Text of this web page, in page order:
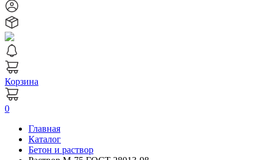
Корзина
0
Главная
Каталог
Бетон и раствор